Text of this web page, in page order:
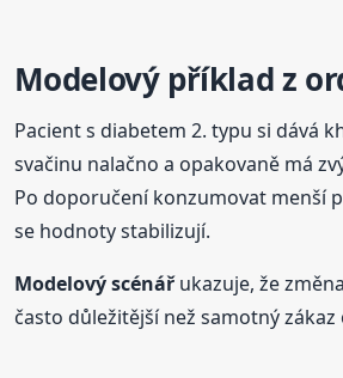
Modelový příklad z
Pacient s diabetem 2. typu si dává
svačinu nalačno a opakovaně má
Po doporučení konzumovat menší
se hodnoty stabilizují.
Modelový scénářukazuje, že
často důležitější než samotný zákaz